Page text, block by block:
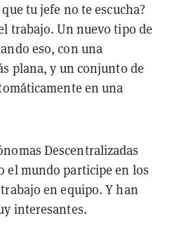
tu jefe no te escucha?
trabajo. Un nuevo tipo de
eso, con una
plana, y un conjunto de
en una
Descentralizadas
el mundo participe en los
en equipo. Y han
interesantes.